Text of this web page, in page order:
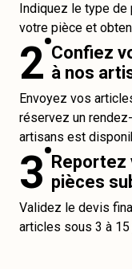
Indiquez le type de
votre pièce et
2 Confiez
à nos
Envoyez vos
réservez un
artisans est
3 Reportez
pièces
Validez le devis
articles sous 3 à 15